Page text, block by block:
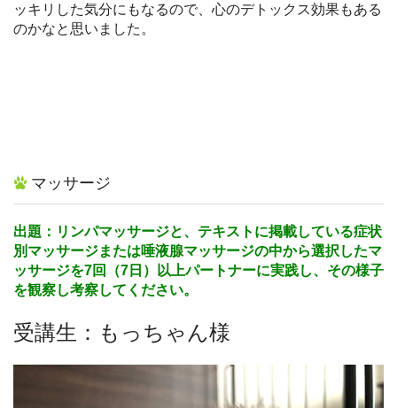
ッキリした気分にもなるので、心のデトックス効果もある
のかなと思いました。
マッサージ
出題：リンパマッサージと、テキストに掲載している症状
別マッサージまたは唾液腺マッサージの中から選択したマ
ッサージを7回（7日）以上パートナーに実践し、その様子
を観察し考察してください。
受講生：もっちゃん様